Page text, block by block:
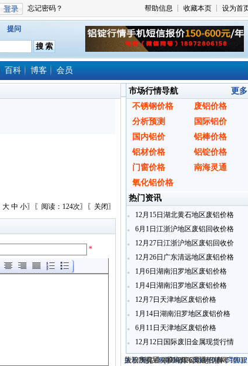
提问
百科 博客 会员
大 中 小〗〖阅读：124次〗〖 关闭〗
*
市场行情导航
更多
不锈钢价格
废铝价格
分析预测
国际铝价
国内铝价
铝棒价格
铝材价格
铝锭价格
门窗价格
南海灵通
氧化铝价格
热门资讯
12月15日湖北黄石地区废铝价格
6月1日江浙沪地区废铝回收价格
12月27日江浙沪地区废铝回收价
12月26日广东清远地区废铝价格
1月6日湖南汨罗地区废铝价格
1月4日湖南汨罗地区废铝价格
12月7日天津地区废铝价格
1月14日湖南汨罗地区废铝价格
6月11日天津地区废铝价格
12月12日国际废旧金属现货行情
关于我们-联系我们-本站招聘-广告服
电话：(0714)8765286 传真：
大冶市灵通科技有限公司 @ （435100）
版权所有 © 2006-2026灵通铝材网鄂ICP